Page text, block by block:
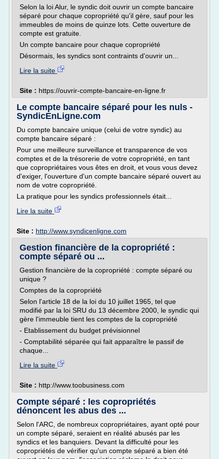
Selon la loi Alur, le syndic doit ouvrir un compte bancaire
séparé pour chaque copropriété qu'il gère, sauf pour les
immeubles de moins de quinze lots. Cette ouverture de
compte est gratuite.
Un compte bancaire pour chaque copropriété
Désormais, les syndics sont contraints d'ouvrir un...
Lire la suite
Site : https://ouvrir-compte-bancaire-en-ligne.fr
Le compte bancaire séparé pour les nuls -
SyndicEnLigne.com
Du compte bancaire unique (celui de votre syndic) au
compte bancaire séparé :
Pour une meilleure surveillance et transparence de vos
comptes et de la trésorerie de votre copropriété, en tant
que copropriétaires vous êtes en droit, et vous vous devez
d'exiger, l'ouverture d'un compte bancaire séparé ouvert au
nom de votre copropriété.
La pratique pour les syndics professionnels était...
Lire la suite
Site : http://www.syndicenligne.com
Gestion financière de la copropriété :
compte séparé ou ...
Gestion financière de la copropriété : compte séparé ou
unique ?
Comptes de la copropriété
Selon l'article 18 de la loi du 10 juillet 1965, tel que
modifié par la loi SRU du 13 décembre 2000, le syndic qui
gère l'immeuble tient les comptes de la copropriété
- Etablissement du budget prévisionnel
- Comptabilité séparée qui fait apparaître le passif de
chaque...
Lire la suite
Site : http://www.toobusiness.com
Compte séparé : les copropriétés
dénoncent les abus des ...
Selon l'ARC, de nombreux copropriétaires, ayant opté pour
un compte séparé, seraient en réalité abusés par les
syndics et les banquiers. Devant la difficulté pour les
copropriétés de vérifier qu'un compte séparé a bien été